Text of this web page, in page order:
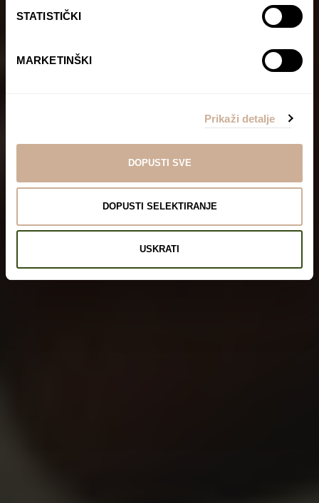
STATISTIČKI
MARKETINŠKI
Prikaži detalje
DOPUSTI SVE
DOPUSTI SELEKTIRANJE
USKRATI